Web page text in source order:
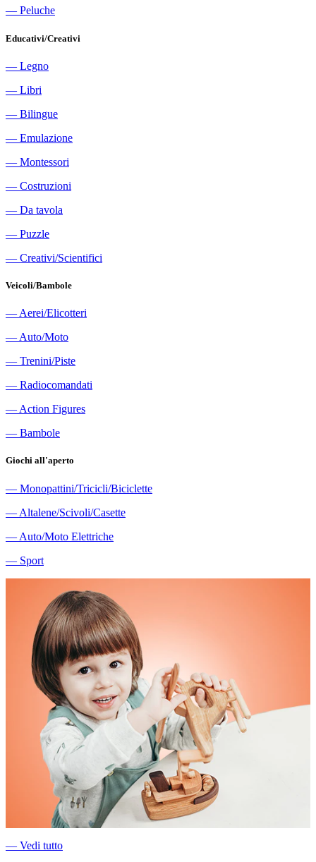
― Peluche
Educativi/Creativi
― Legno
― Libri
― Bilingue
― Emulazione
― Montessori
― Costruzioni
― Da tavola
― Puzzle
― Creativi/Scientifici
Veicoli/Bambole
― Aerei/Elicotteri
― Auto/Moto
― Trenini/Piste
― Radiocomandati
― Action Figures
― Bambole
Giochi all'aperto
― Monopattini/Tricicli/Biciclette
― Altalene/Scivoli/Casette
― Auto/Moto Elettriche
― Sport
― Vedi tutto